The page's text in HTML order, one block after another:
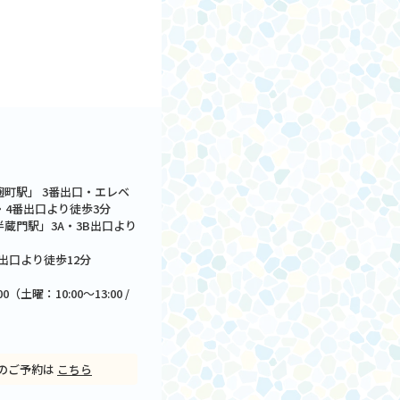
駅」 3番出口・エレベ
番出口より徒歩3分
門駅」3A・3B出口より
口より徒歩12分
（土曜：10:00～13:00 /
ご予約は こちら